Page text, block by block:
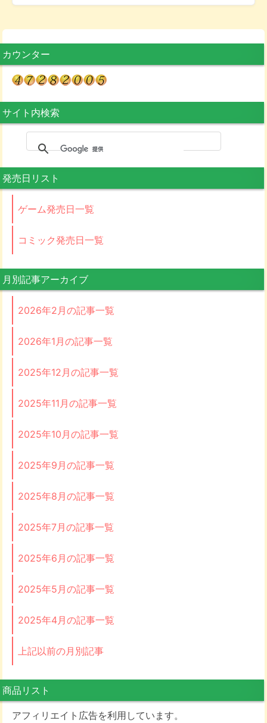
カウンター
サイト内検索
発売日リスト
ゲーム発売日一覧
コミック発売日一覧
月別記事アーカイブ
2026年2月の記事一覧
2026年1月の記事一覧
2025年12月の記事一覧
2025年11月の記事一覧
2025年10月の記事一覧
2025年9月の記事一覧
2025年8月の記事一覧
2025年7月の記事一覧
2025年6月の記事一覧
2025年5月の記事一覧
2025年4月の記事一覧
上記以前の月別記事
商品リスト
アフィリエイト広告を利用しています。